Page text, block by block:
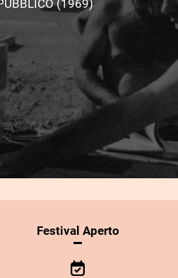
(1969)
Festival Aperto